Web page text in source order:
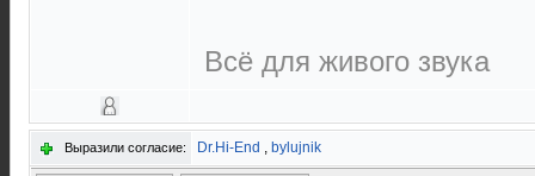
Всё для живого звука
Выразили согласие: Dr.Hi-End , bylujnik